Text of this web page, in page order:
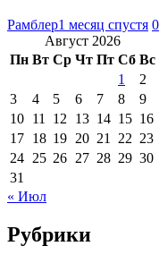
Рамблер1 месяц спустя 0
Август 2026
Пн Вт Ср Чт Пт Сб Вс
1
2
3
4 5 6 7 8
9
10 11 12 13 14 15 16
17 18 19 20 21 22 23
24 25 26 27 28 29 30
31
« Июл
Рубрики